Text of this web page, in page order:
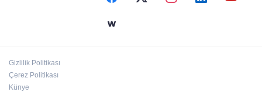
Gizlilik Politikası
Çerez Politikası
Künye